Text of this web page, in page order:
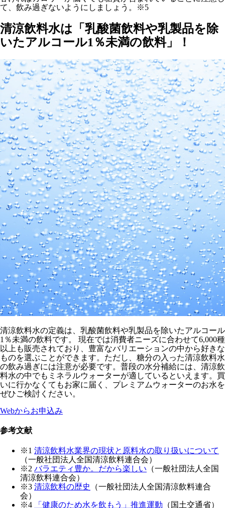
て、飲み過ぎないようにしましょう。※5
清涼飲料水は「乳酸菌飲料や乳製品を除
いたアルコール1％未満の飲料」！
清涼飲料水の定義は、乳酸菌飲料や乳製品を除いたアルコール
1％未満の飲料です。 現在では消費者ニーズに合わせて6,000種
以上も販売されており、豊富なバリエーションの中から好きな
ものを選ぶことができます。ただし、糖分の入った清涼飲料水
の飲み過ぎには注意が必要です。普段の水分補給には、清涼飲
料水の中でもミネラルウォーターが適しているといえます。買
いに行かなくてもお家に届く、プレミアムウォーターのお水を
ぜひご検討ください。
Webからお申込み
参考文献
※1 清涼飲料水業界の現状と原料水の取り扱いについて
（一般社団法人全国清涼飲料連合会）
※2 バラエティ豊か。だから楽しい （一般社団法人全国
清涼飲料連合会）
※3 清涼飲料の歴史
（一般社団法人全国清涼飲料連合
会）
※4
「健康のため水を飲もう」推進運動 （国土交通省）